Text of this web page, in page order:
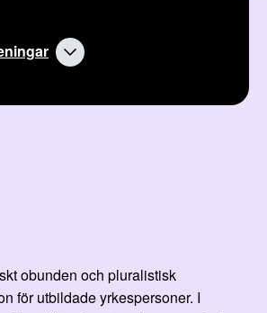
obunden och pluralistisk
för utbildade yrkespersoner. I